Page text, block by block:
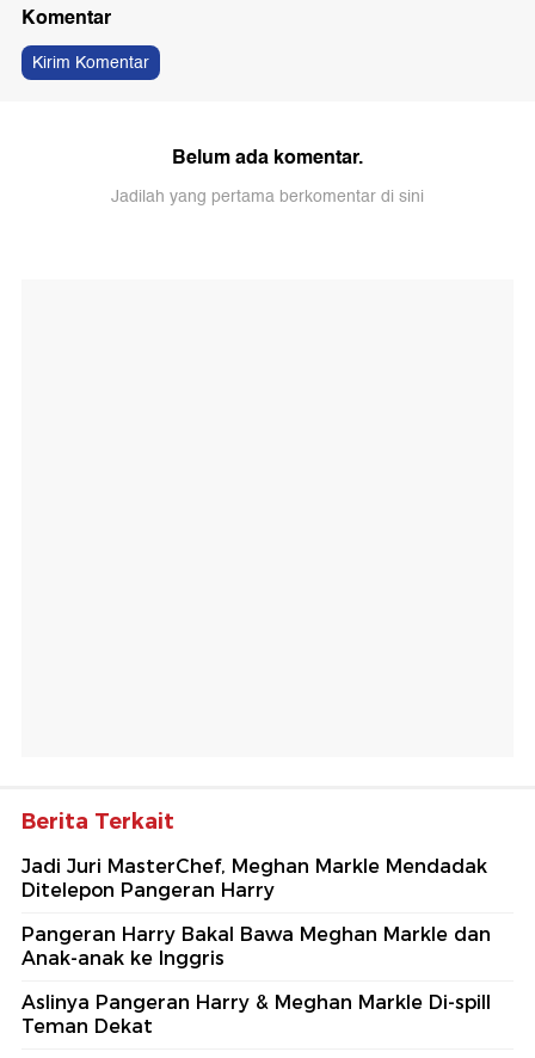
Komentar
Kirim Komentar
Belum ada komentar.
Jadilah yang pertama berkomentar di sini
Berita Terkait
Jadi Juri MasterChef, Meghan Markle Mendadak
Ditelepon Pangeran Harry
Pangeran Harry Bakal Bawa Meghan Markle dan
Anak-anak ke Inggris
Aslinya Pangeran Harry & Meghan Markle Di-spill
Teman Dekat